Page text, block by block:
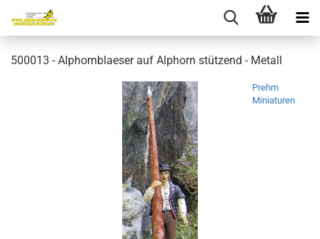
500013 - Alphornblaeser auf Alphorn stützend - Metall
Prehm
Miniaturen